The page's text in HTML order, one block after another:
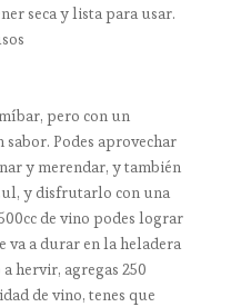
seca y lista para usar.
pero con un
sabor. Podes aprovechar
y merendar, y también
y disfrutarlo con una
de vino podes lograr
va a durar en la heladera
hervir, agregas 250
de vino, tenes que